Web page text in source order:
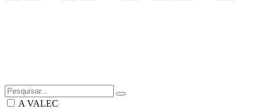
A VALEC